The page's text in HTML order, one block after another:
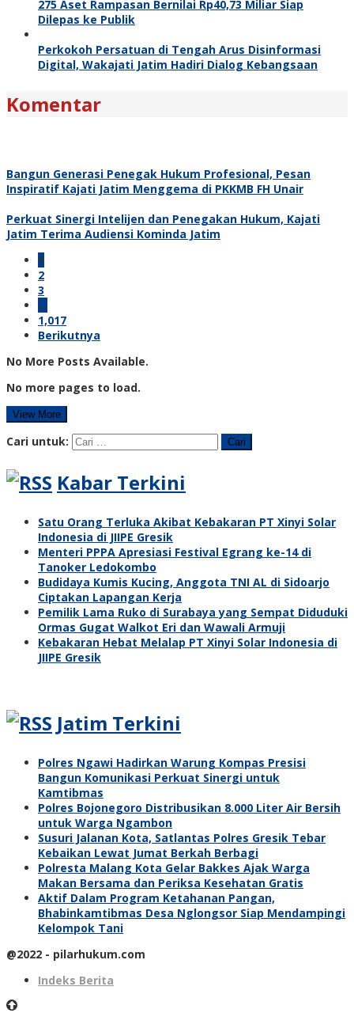
275 Aset Rampasan Bernilai Rp40,73 Miliar Siap
Dilepas ke Publik
Perkokoh Persatuan di Tengah Arus Disinformasi
Digital, Wakajati Jatim Hadiri Dialog Kebangsaan
Komentar
Bangun Generasi Penegak Hukum Profesional, Pesan
Inspiratif Kajati Jatim Menggema di PKKMB FH Unair
Perkuat Sinergi Intelijen dan Penegakan Hukum, Kajati
Jatim Terima Audiensi Kominda Jatim
1
2
3
…
1,017
Berikutnya
No More Posts Available.
No more pages to load.
View More
Cari untuk:
Kabar Terkini
Satu Orang Terluka Akibat Kebakaran PT Xinyi Solar
Indonesia di JIIPE Gresik
Menteri PPPA Apresiasi Festival Egrang ke-14 di
Tanoker Ledokombo
Budidaya Kumis Kucing, Anggota TNI AL di Sidoarjo
Ciptakan Lapangan Kerja
Pemilik Lama Ruko di Surabaya yang Sempat Diduduki
Ormas Gugat Walkot Eri dan Wawali Armuji
Kebakaran Hebat Melalap PT Xinyi Solar Indonesia di
JIIPE Gresik
Jatim Terkini
Polres Ngawi Hadirkan Warung Kompas Presisi
Bangun Komunikasi Perkuat Sinergi untuk
Kamtibmas
Polres Bojonegoro Distribusikan 8.000 Liter Air Bersih
untuk Warga Ngambon
Susuri Jalanan Kota, Satlantas Polres Gresik Tebar
Kebaikan Lewat Jumat Berkah Berbagi
Polresta Malang Kota Gelar Bakkes Ajak Warga
Makan Bersama dan Periksa Kesehatan Gratis
Aktif Dalam Program Ketahanan Pangan,
Bhabinkamtibmas Desa Nglongsor Siap Mendampingi
Kelompok Tani
@2022 - pilarhukum.com
Indeks Berita